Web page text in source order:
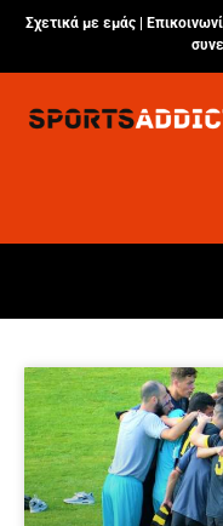
Σχετικά με εμάς |